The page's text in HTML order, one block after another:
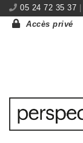
05 24 72 35 37
Accès privé